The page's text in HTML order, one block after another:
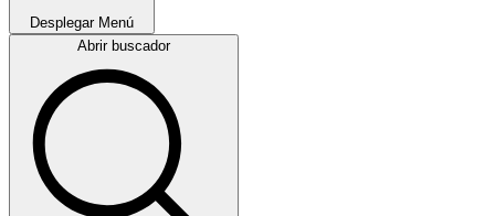
Desplegar Menú
Abrir buscador